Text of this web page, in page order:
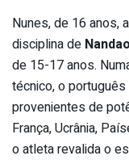
Nunes, de 16 anos,
disciplina de
de 15-17 anos.
técnico, o
provenientes de
França, Ucrânia,
o atleta revalida o